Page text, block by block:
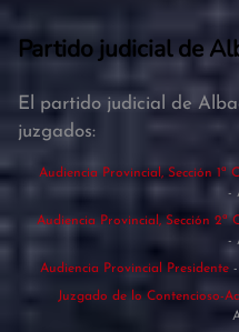
Partido judicial de
El partido judicial de
juzgados:
Audiencia Provincial, Sección 1ª
-
Audiencia Provincial, Sección 2ª
-
Audiencia Provincial Presidente
Juzgado de lo Contencioso-